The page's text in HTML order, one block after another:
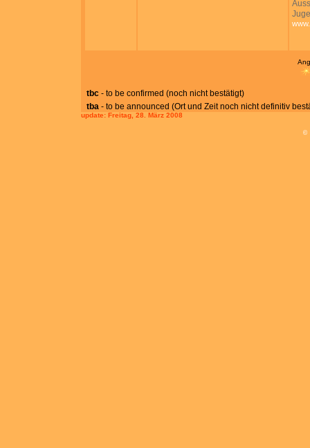
tbc - to be confirmed (noch nicht bestätigt)
tba - to be announced (Ort und Zeit noch nicht definitiv
update: Freitag, 28. März 2008
©